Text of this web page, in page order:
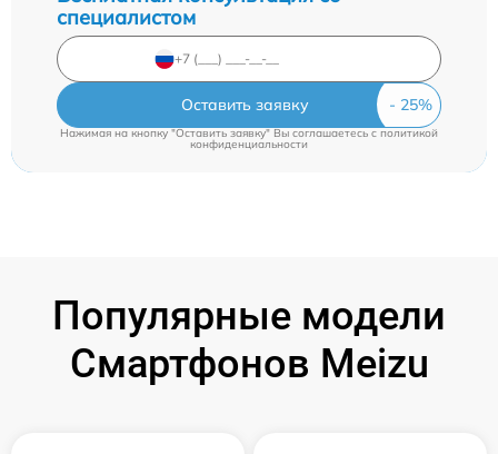
специалистом
Оставить заявку
Нажимая на кнопку "Оставить заявку" Вы соглашаетесь cполитикой
конфиденциальности
Популярные модели
Смартфонов Meizu